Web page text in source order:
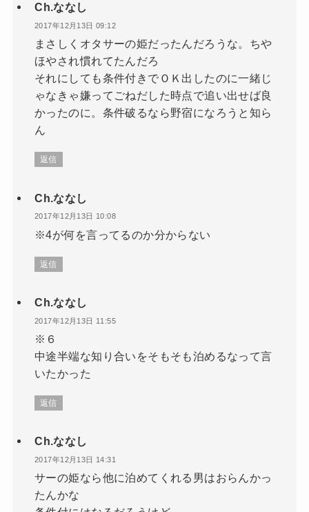
Ch.ななし
2017年12月13日 09:12
まさしくオタサーの姫だったんだろうな。ちや
ほやされ慣れてたんだろ
それにしても条件付きでＯＫ出したのに一緒じ
ゃなきゃ嫌ってごねだした時点で追い出せば良
かったのに。条件破るなら野宿になろうと知ら
ん
返信
Ch.ななし
2017年12月13日 10:08
※4が何を言ってるのか分からない
返信
Ch.ななし
2017年12月13日 11:55
※６
中途半端な知り合いをそもそも泊めるなって言
いたかった
返信
Ch.ななし
2017年12月13日 14:31
サーの姫なら他に泊めてくれる男はおらんかっ
たんかな